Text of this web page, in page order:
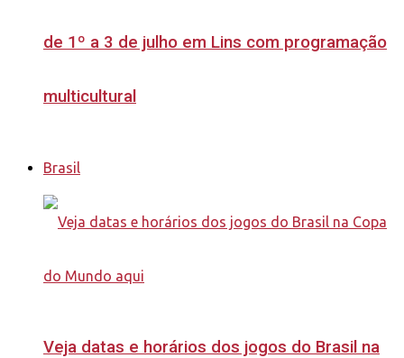
de 1º a 3 de julho em Lins com programação
multicultural
Brasil
Veja datas e horários dos jogos do Brasil na